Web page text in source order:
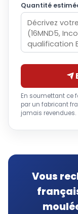
Quantité
En soumettant ce
par un fabricant
jamais revendues.
Vous